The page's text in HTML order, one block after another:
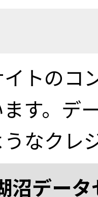
トのコ
す。デ
なクレ
沼デー